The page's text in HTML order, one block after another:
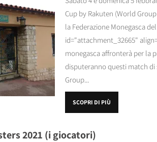
Cup by Rakuten (World
la Federazione Monegasca
id="attachment_32665"
monegasca affronterà per la
disputeranno questi match
Group...
SCOPRI DI PIÙ
2021 (i giocatori)